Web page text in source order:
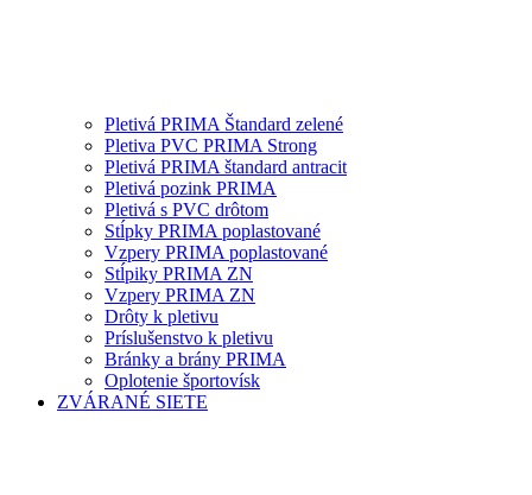
Pletivá PRIMA Štandard zelené
Pletiva PVC PRIMA Strong
Pletivá PRIMA štandard antracit
Pletivá pozink PRIMA
Pletivá s PVC drôtom
Stĺpky PRIMA poplastované
Vzpery PRIMA poplastované
Stĺpiky PRIMA ZN
Vzpery PRIMA ZN
Drôty k pletivu
Príslušenstvo k pletivu
Bránky a brány PRIMA
Oplotenie športovísk
ZVÁRANÉ SIETE